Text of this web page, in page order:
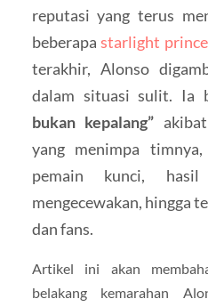
reputasi yang terus
beberapastarlight
terakhir, Alonso
dalam situasi sulit. Ia
bukan kepalang”
yang menimpa
pemain kunci, hasil
mengecewakan, hingga
dan fans.
Artikel ini akan
belakang kemarahan